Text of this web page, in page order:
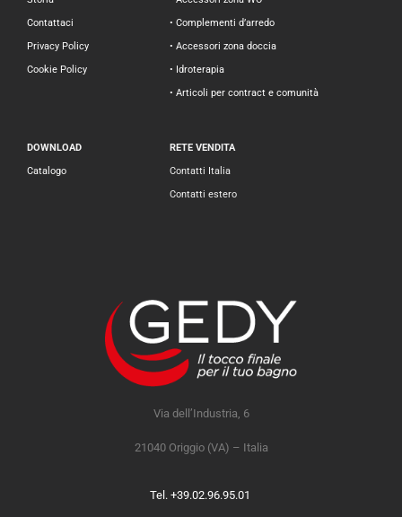
Contattaci
Privacy Policy
Cookie Policy
• Complementi d’arredo
• Accessori zona doccia
• Idroterapia
• Articoli per contract e comunità
DOWNLOAD
Catalogo
RETE VENDITA
Contatti Italia
Contatti estero
Via dell’Industria, 6
21040 Origgio (VA) – Italia
Tel. +39.02.96.95.01